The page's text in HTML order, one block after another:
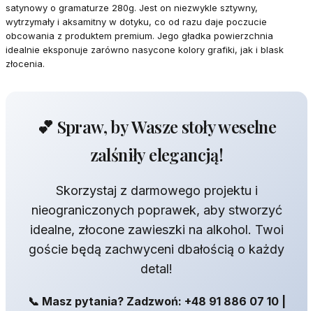
satynowy o gramaturze 280g. Jest on niezwykle sztywny,
wytrzymały i aksamitny w dotyku, co od razu daje poczucie
obcowania z produktem premium. Jego gładka powierzchnia
idealnie eksponuje zarówno nasycone kolory grafiki, jak i blask
złocenia.
💕 Spraw, by Wasze stoły weselne
zalśniły elegancją!
Skorzystaj z darmowego projektu i
nieograniczonych poprawek, aby stworzyć
idealne, złocone zawieszki na alkohol. Twoi
goście będą zachwyceni dbałością o każdy
detal!
📞 Masz pytania? Zadzwoń: +48 91 886 07 10 |